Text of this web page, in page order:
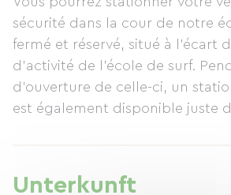
espaces communs, pensés pour
rencontres et les échanges.
C’est aussi l’endroit parfait
après une journée de vélo ou
tout est accessible à pied, que
Enfin, si vous le souhaitez, vous
sécurité dans la cour de notre
fermé et réservé, situé à l’écart
d’activité de l’école de surf.
d’ouverture de celle-ci, un
est également disponible juste
Le logement est idéalement
Unterkunft